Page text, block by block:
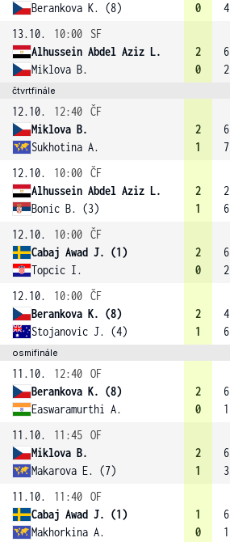
Berankova K. (8)
0
4
13.10.
10:00
SF
Alhussein Abdel Aziz L.
Miklova B.
2
0
6
2
čtvrtfinále
12.10. 12:40 ČF
Miklova B.
Sukhotina A.
2
1
6
7
12.10.
10:00 ČF
Alhussein Abdel Aziz L.
Bonic B. (3)
2
1
2
6
12.10. 10:00 ČF
Cabaj Awad J. (1)
Topcic I.
2
0
6
2
12.10.
10:00 ČF
Berankova K. (8)
Stojanovic J. (4)
2
1
4
6
osmifinále
11.10. 12:40 OF
Berankova K. (8)
Easwaramurthi A.
2
0
6
1
11.10.
11:45 OF
Miklova B.
Makarova E. (7)
2
1
6
3
11.10.
11:40 OF
Cabaj Awad J. (1)
Makhorkina A.
1
0
6
1